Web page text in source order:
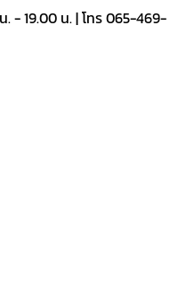
. - 19.00 น. | โทร 065-469-